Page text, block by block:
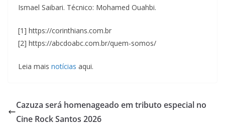
Ismael Saibari. Técnico: Mohamed Ouahbi.
[1] https://corinthians.com.br
[2] https://abcdoabc.com.br/quem-somos/
Leia mais notícias aqui.
Cazuza será homenageado em tributo especial no
Cine Rock Santos 2026